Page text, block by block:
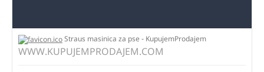
Straus masinica za pse - KupujemProdajem
WWW.KUPUJEMPRODAJEM.COM